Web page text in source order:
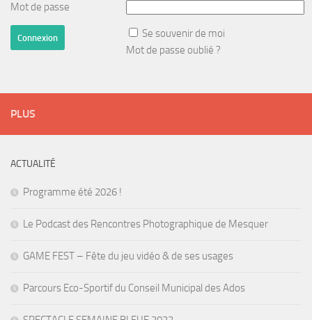
Mot de passe
Se souvenir de moi
Mot de passe oublié ?
PLUS
ACTUALITÉ
Programme été 2026 !
Le Podcast des Rencontres Photographique de Mesquer
GAME FEST – Fête du jeu vidéo & de ses usages
Parcours Eco-Sportif du Conseil Municipal des Ados